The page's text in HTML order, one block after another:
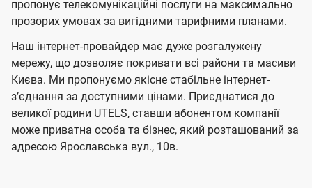
ї
U
t
e
l
s
а
ч
е
н
н
я
а
ч
е
н
н
я
пропонує телекомунікаційні послуги на максимально
прозорих умовах за вигідними тарифними планами.
Наш інтернет-провайдер має дуже розгалужену
мережу, що дозволяє покривати всі райони та масиви
Києва. Ми пропонуємо якісне стабільне інтернет-
зʼєднання за доступними цінами. Приєднатися до
великої родини UTELS, ставши абонентом компанії
може приватна особа та бізнес, який розташований за
адресою Ярославська вул., 10в.